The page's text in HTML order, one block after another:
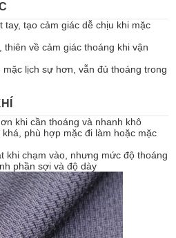
tay, tạo cảm giác dễ chịu khi mặc
thiên về cảm giác thoáng khi vận
mặc lịch sự hơn, vẫn đủ thoáng trong
khi cần thoáng và nhanh khô
phù hợp mặc đi làm hoặc mặc
khi chạm vào, nhưng mức độ thoáng
phần sợi và độ dày